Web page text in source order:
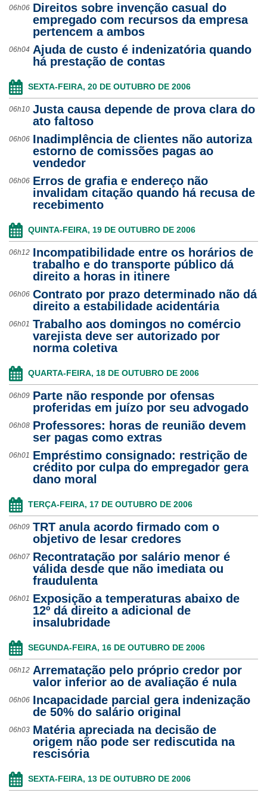
06h06 Direitos sobre invenção casual do
empregado com recursos da empresa
pertencem a ambos
06h04 Ajuda de custo é indenizatória quando
há prestação de contas
SEXTA-FEIRA, 20 DE OUTUBRO DE 2006
06h10 Justa causa depende de prova clara do
ato faltoso
06h06 Inadimplência de clientes não autoriza
estorno de comissões pagas ao
vendedor
06h06 Erros de grafia e endereço não
invalidam citação quando há recusa de
recebimento
QUINTA-FEIRA, 19 DE OUTUBRO DE 2006
06h12 Incompatibilidade entre os horários de
trabalho e do transporte público dá
direito a horas in itinere
06h06 Contrato por prazo determinado não dá
direito a estabilidade acidentária
06h01 Trabalho aos domingos no comércio
varejista deve ser autorizado por
norma coletiva
QUARTA-FEIRA, 18 DE OUTUBRO DE 2006
06h09 Parte não responde por ofensas
proferidas em juízo por seu advogado
06h08 Professores: horas de reunião devem
ser pagas como extras
06h01 Empréstimo consignado: restrição de
crédito por culpa do empregador gera
dano moral
TERÇA-FEIRA, 17 DE OUTUBRO DE 2006
06h09 TRT anula acordo firmado com o
objetivo de lesar credores
06h07 Recontratação por salário menor é
válida desde que não imediata ou
fraudulenta
06h01 Exposição a temperaturas abaixo de
12º dá direito a adicional de
insalubridade
SEGUNDA-FEIRA, 16 DE OUTUBRO DE 2006
06h12 Arrematação pelo próprio credor por
valor inferior ao de avaliação é nula
06h06 Incapacidade parcial gera indenização
de 50% do salário original
06h03 Matéria apreciada na decisão de
origem não pode ser rediscutida na
rescisória
SEXTA-FEIRA, 13 DE OUTUBRO DE 2006